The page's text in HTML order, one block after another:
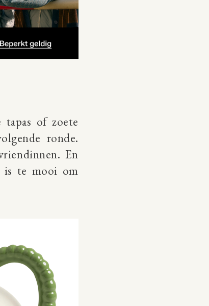
tapas of zoete
ronde.
En
is te mooi om